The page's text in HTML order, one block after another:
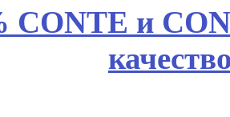
CONTE и